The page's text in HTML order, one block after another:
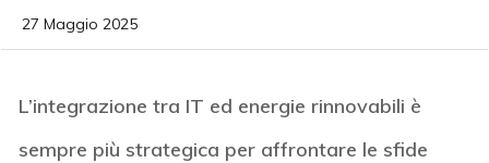
27 Maggio 2025
L’integrazione tra IT ed energie rinnovabili è
sempre più strategica per affrontare le sfide